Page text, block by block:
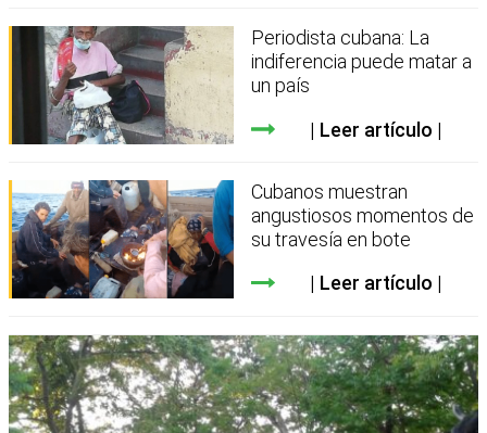
Periodista cubana: La
indiferencia puede matar a
un país
Leer artículo
Cubanos muestran
angustiosos momentos de
su travesía en bote
Leer artículo